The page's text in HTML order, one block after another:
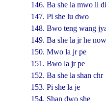
146. Ba she la mwo li di
147. Pi she lu dwo
148. Bwo teng wang
149. Ba she la jr he
150. Mwo la jr pe
151. Bwo la jr pe
152. Ba she la shan chr
153. Pi she la je
154. Shan dwo she